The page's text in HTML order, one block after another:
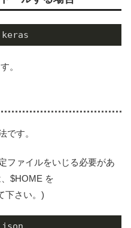
。
です。
ファイルをいじる必要があ
$HOME を
下さい。)